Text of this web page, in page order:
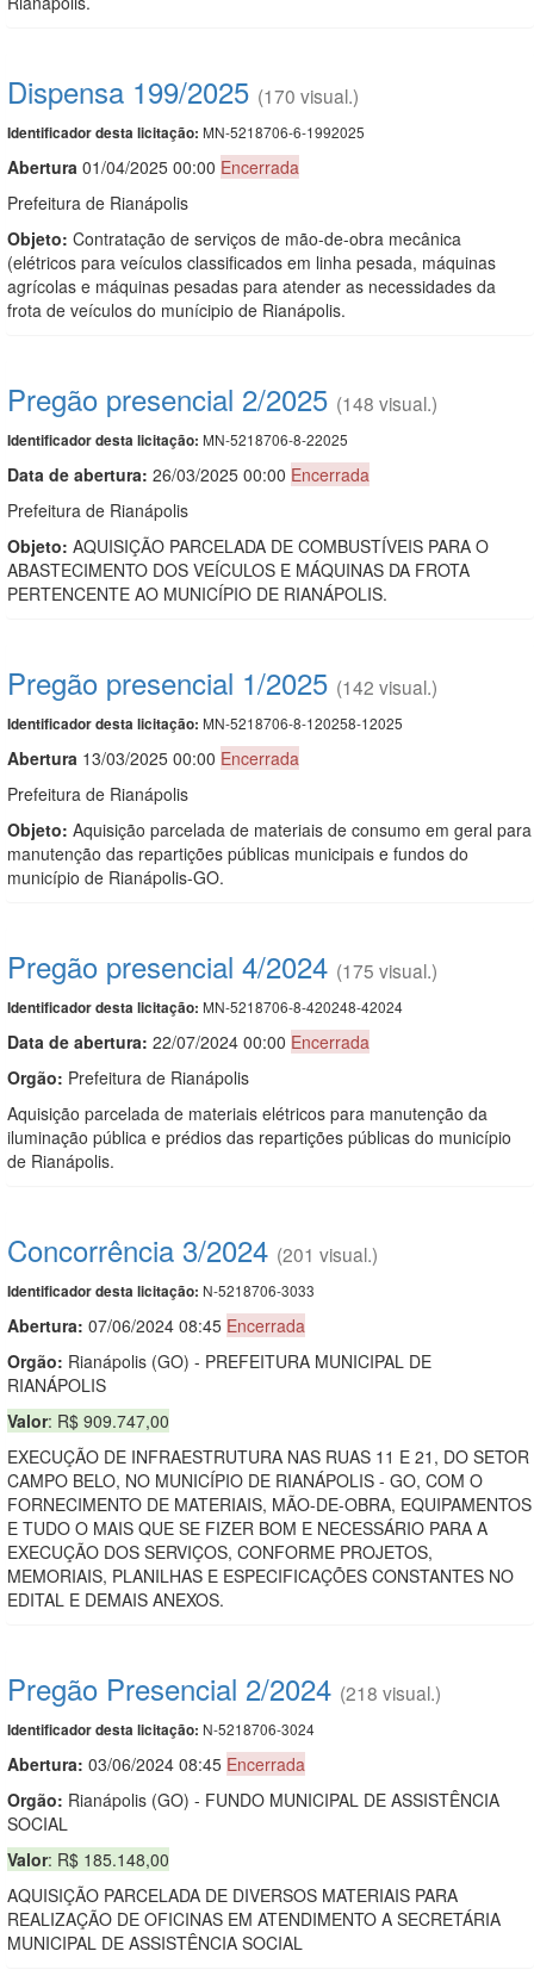
Dispensa 199/2025 (170 visual.)
Identificador desta licitação: MN-5218706-6-1992025
Abertura 01/04/2025 00:00 Encerrada
Prefeitura de Rianápolis
Objeto: Contratação de serviços de mão-de-obra mecânica
(elétricos para veículos classificados em linha pesada, máquinas
agrícolas e máquinas pesadas para atender as necessidades da
frota de veículos do munícipio de Rianápolis.
Pregão presencial 2/2025 (148 visual.)
Identificador desta licitação: MN-5218706-8-22025
Data de abertura: 26/03/2025 00:00 Encerrada
Prefeitura de Rianápolis
Objeto: AQUISIÇÃO PARCELADA DE COMBUSTÍVEIS PARA O
ABASTECIMENTO DOS VEÍCULOS E MÁQUINAS DA FROTA
PERTENCENTE AO MUNICÍPIO DE RIANÁPOLIS.
Pregão presencial 1/2025 (142 visual.)
Identificador desta licitação: MN-5218706-8-120258-12025
Abertura 13/03/2025 00:00 Encerrada
Prefeitura de Rianápolis
Objeto: Aquisição parcelada de materiais de consumo em geral para
manutenção das repartições públicas municipais e fundos do
município de Rianápolis-GO.
Pregão presencial 4/2024 (175 visual.)
Identificador desta licitação: MN-5218706-8-420248-42024
Data de abertura: 22/07/2024 00:00 Encerrada
Orgão: Prefeitura de Rianápolis
Aquisição parcelada de materiais elétricos para manutenção da
iluminação pública e prédios das repartições públicas do município
de Rianápolis.
Concorrência 3/2024 (201 visual.)
Identificador desta licitação: N-5218706-3033
Abertura: 07/06/2024 08:45 Encerrada
Orgão: Rianápolis (GO) - PREFEITURA MUNICIPAL DE
RIANÁPOLIS
Valor: R$ 909.747,00
EXECUÇÃO DE INFRAESTRUTURA NAS RUAS 11 E 21, DO SETOR
CAMPO BELO, NO MUNICÍPIO DE RIANÁPOLIS - GO, COM O
FORNECIMENTO DE MATERIAIS, MÃO-DE-OBRA, EQUIPAMENTOS
E TUDO O MAIS QUE SE FIZER BOM E NECESSÁRIO PARA A
EXECUÇÃO DOS SERVIÇOS, CONFORME PROJETOS,
MEMORIAIS, PLANILHAS E ESPECIFICAÇÕES CONSTANTES NO
EDITAL E DEMAIS ANEXOS.
Pregão Presencial 2/2024 (218 visual.)
Identificador desta licitação: N-5218706-3024
Abertura: 03/06/2024 08:45 Encerrada
Orgão: Rianápolis (GO) - FUNDO MUNICIPAL DE ASSISTÊNCIA
SOCIAL
Valor: R$ 185.148,00
AQUISIÇÃO PARCELADA DE DIVERSOS MATERIAIS PARA
REALIZAÇÃO DE OFICINAS EM ATENDIMENTO A SECRETÁRIA
MUNICIPAL DE ASSISTÊNCIA SOCIAL